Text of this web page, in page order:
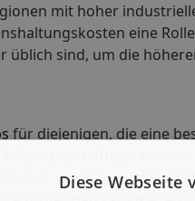
mit hoher
eine
sind, um die
für diejenigen, die eine
über spezialisierte
Diese Webseite